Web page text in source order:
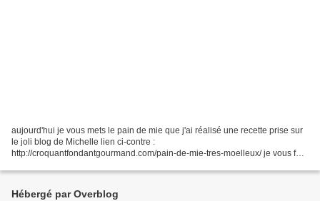
aujourd'hui je vous mets le pain de mie que j'ai réalisé une recette prise sur
le joli blog de Michelle lien ci-contre :
http://croquantfondantgourmand.com/pain-de-mie-tres-moelleux/ je vous fais
Hébergé par Overblog